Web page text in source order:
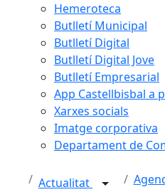
Hemeroteca
Butlletí Municipal
Butlletí Digital
Butlletí Digital Jove
Butlletí Empresarial
App Castellbisbal a
Xarxes socials
Imatge corporativa
Departament de
Actualitat